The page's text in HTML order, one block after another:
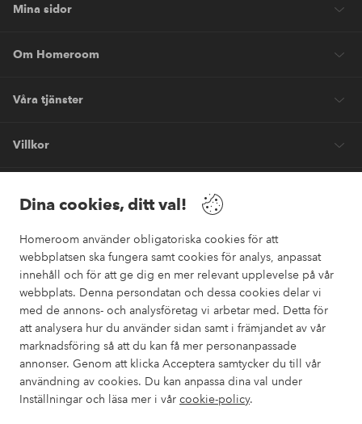
Dina cookies, ditt val!
Homeroom använder obligatoriska cookies för att
webbplatsen ska fungera samt cookies för analys, anpassat
innehåll och för att ge dig en mer relevant upplevelse på vår
webbplats. Denna persondatan och dessa cookies delar vi
med de annons- och analysföretag vi arbetar med. Detta för
att analysera hur du använder sidan samt i främjandet av vår
marknadsföring så att du kan få mer personanpassade
annonser. Genom att klicka Acceptera samtycker du till vår
användning av cookies. Du kan anpassa dina val under
Inställningar och läsa mer i vår cookie-policy.
Mina sidor
Om Homeroom
Våra tjänster
Villkor
Säkra betalningar
Vill du veta mer om våra betalalternativ ?
elpy